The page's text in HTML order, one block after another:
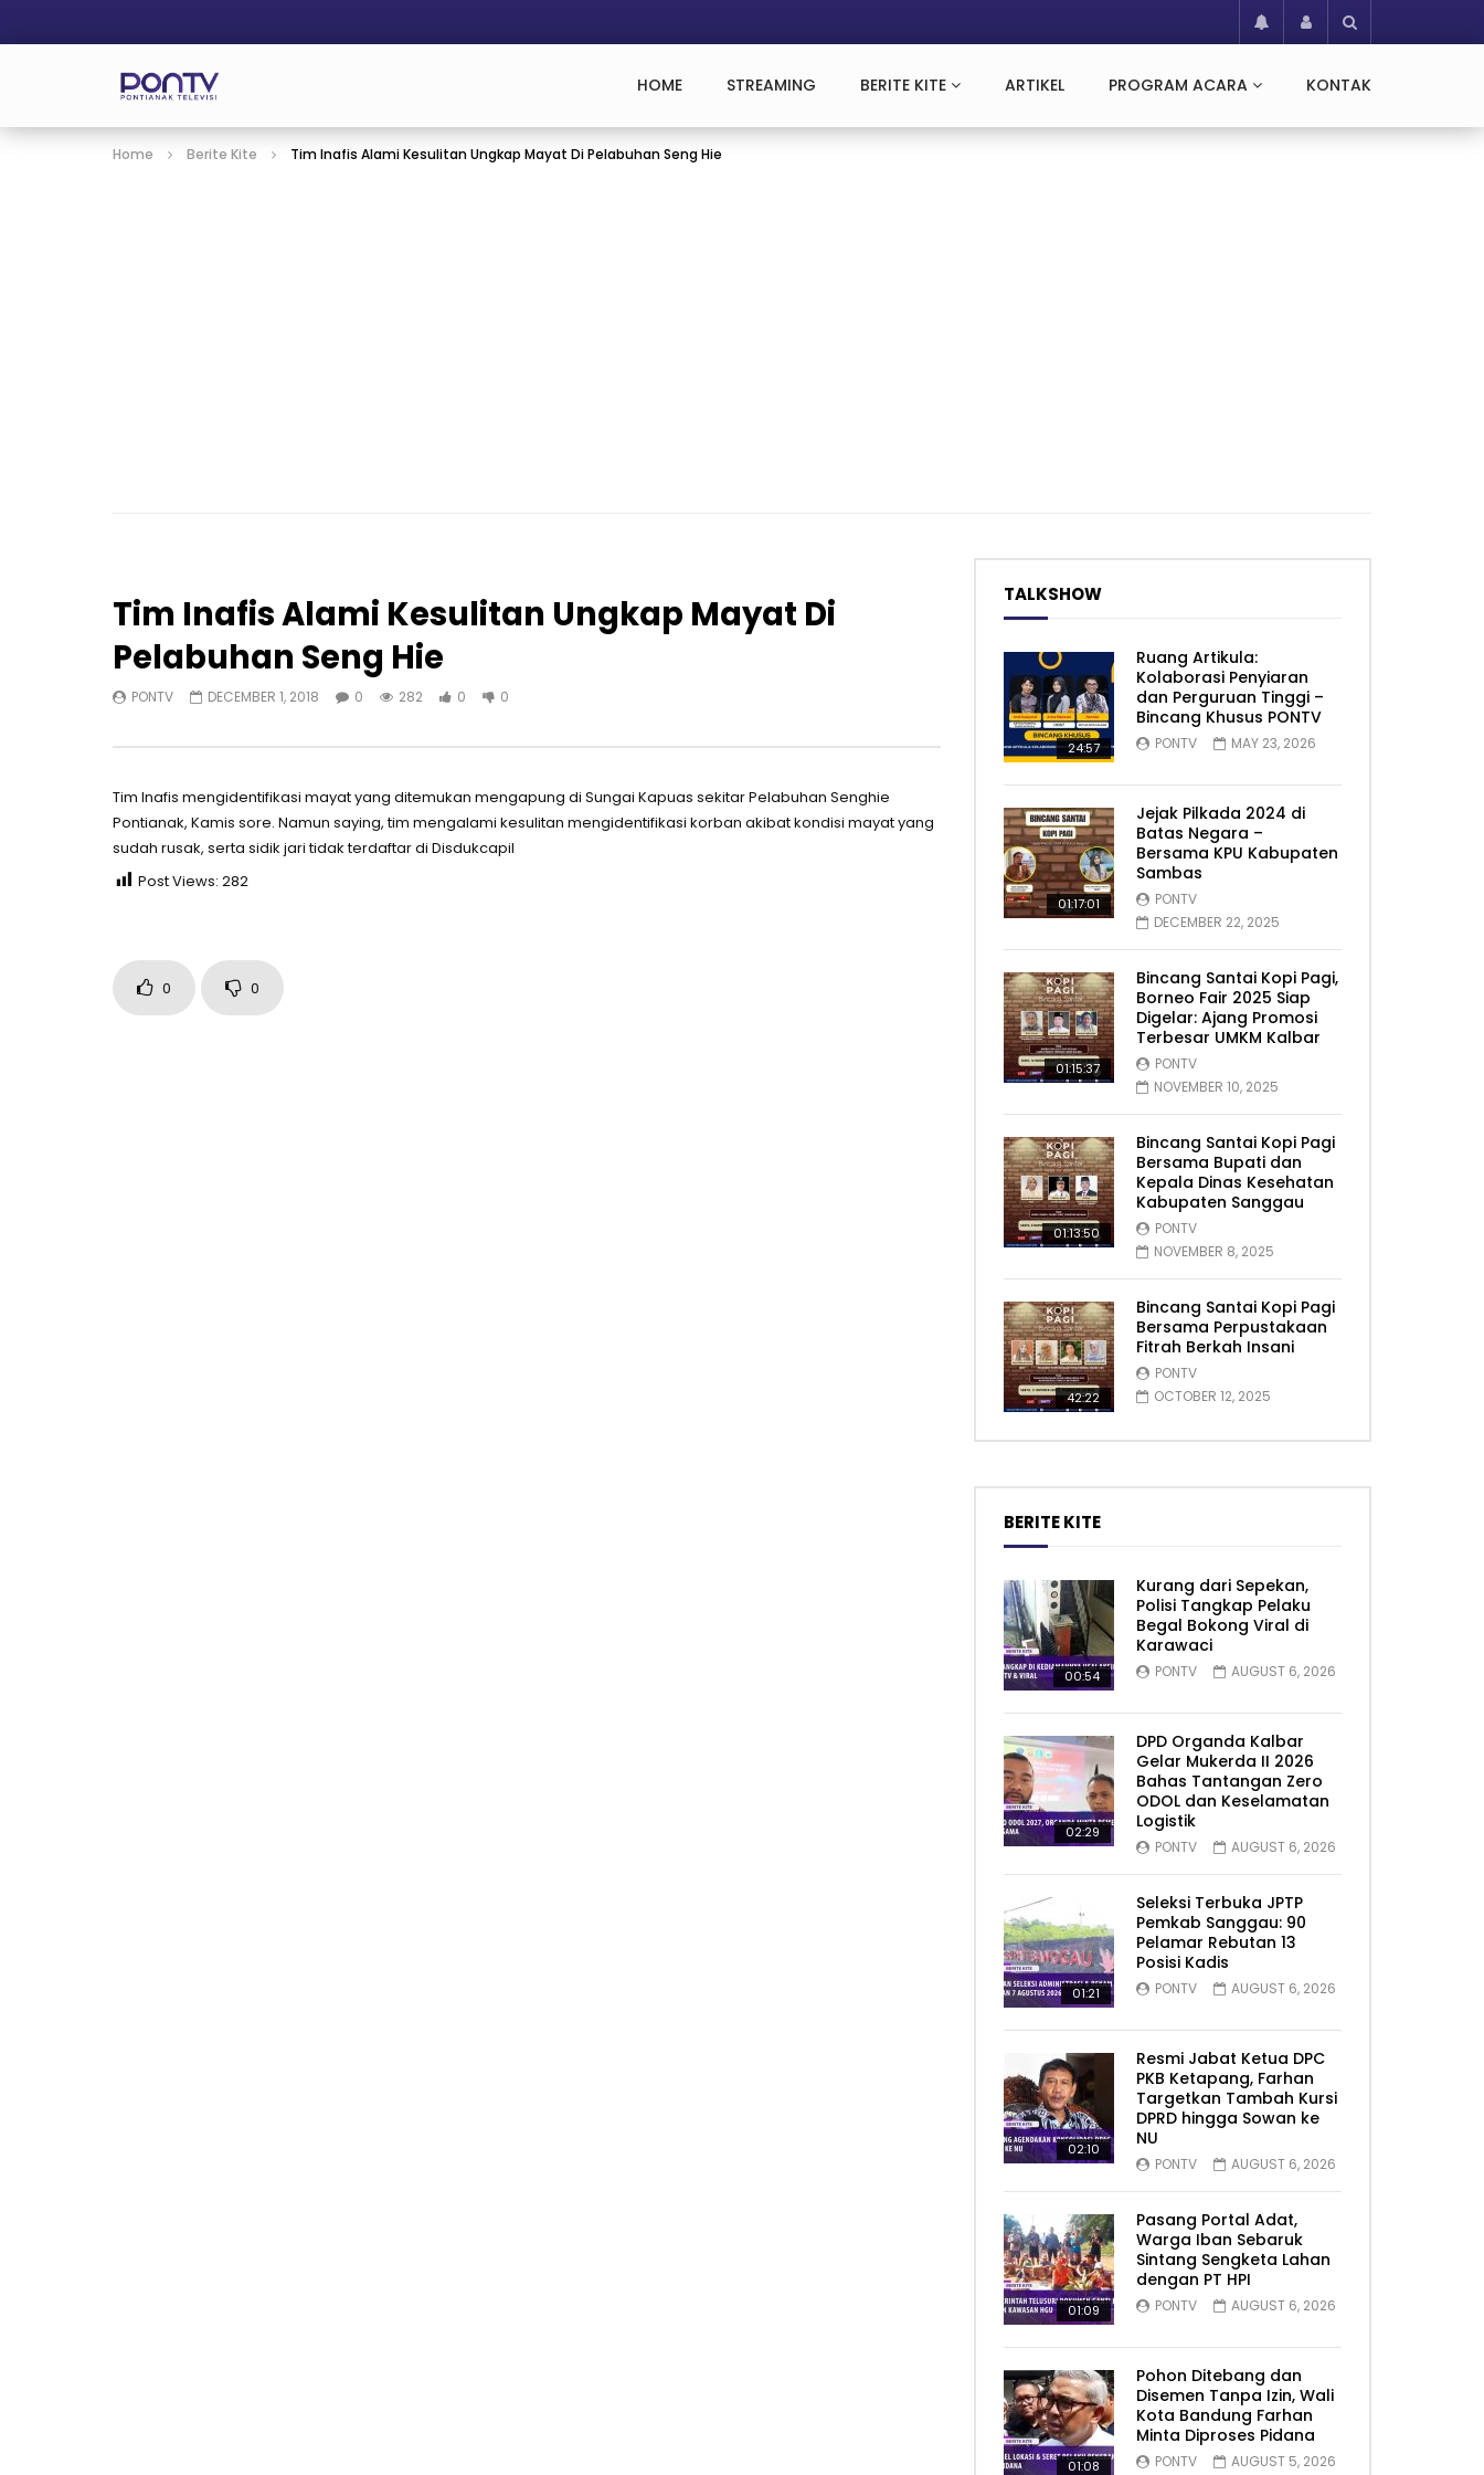
HOME STREAMING BERITE KITE ARTIKEL PROGRAM ACARA KONTAK
Home Berite Kite Tim Inafis Alami Kesulitan Ungkap Mayat Di Pelabuhan Seng Hie
Tim Inafis Alami Kesulitan Ungkap Mayat Di
Pelabuhan Seng Hie
PONTV DECEMBER 1, 2018 0 282 0 0
Tim Inafis mengidentifikasi mayat yang ditemukan mengapung di Sungai Kapuas sekitar Pelabuhan Senghie
Pontianak, Kamis sore. Namun saying, tim mengalami kesulitan mengidentifikasi korban akibat kondisi mayat yang
sudah rusak, serta sidik jari tidak terdaftar di Disdukcapil
Post Views: 282
0 0
TALKSHOW
24:57
Ruang Artikula:
Kolaborasi Penyiaran
dan Perguruan Tinggi –
Bincang Khusus PONTV
PONTV MAY 23, 2026
01:17:01
Jejak Pilkada 2024 di
Batas Negara –
Bersama KPU Kabupaten
Sambas
PONTV
DECEMBER 22, 2025
01:15:37
Bincang Santai Kopi Pagi,
Borneo Fair 2025 Siap
Digelar: Ajang Promosi
Terbesar UMKM Kalbar
PONTV
NOVEMBER 10, 2025
01:13:50
Bincang Santai Kopi Pagi
Bersama Bupati dan
Kepala Dinas Kesehatan
Kabupaten Sanggau
PONTV
NOVEMBER 8, 2025
42:22
Bincang Santai Kopi Pagi
Bersama Perpustakaan
Fitrah Berkah Insani
PONTV
OCTOBER 12, 2025
BERITE KITE
00:54
Kurang dari Sepekan,
Polisi Tangkap Pelaku
Begal Bokong Viral di
Karawaci
PONTV AUGUST 6, 2026
02:29
DPD Organda Kalbar
Gelar Mukerda II 2026
Bahas Tantangan Zero
ODOL dan Keselamatan
Logistik
PONTV AUGUST 6, 2026
01:21
Seleksi Terbuka JPTP
Pemkab Sanggau: 90
Pelamar Rebutan 13
Posisi Kadis
PONTV AUGUST 6, 2026
02:10
Resmi Jabat Ketua DPC
PKB Ketapang, Farhan
Targetkan Tambah Kursi
DPRD hingga Sowan ke
NU
PONTV AUGUST 6, 2026
01:09
Pasang Portal Adat,
Warga Iban Sebaruk
Sintang Sengketa Lahan
dengan PT HPI
PONTV AUGUST 6, 2026
01:08
Pohon Ditebang dan
Disemen Tanpa Izin, Wali
Kota Bandung Farhan
Minta Diproses Pidana
PONTV AUGUST 5, 2026